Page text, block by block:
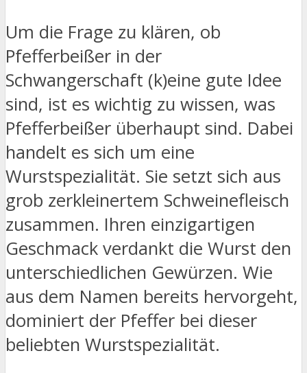
Um die Frage zu klären, ob
Pfefferbeißer in der
Schwangerschaft (k)eine gute Idee
sind, ist es wichtig zu wissen, was
Pfefferbeißer überhaupt sind. Dabei
handelt es sich um eine
Wurstspezialität. Sie setzt sich aus
grob zerkleinertem Schweinefleisch
zusammen. Ihren einzigartigen
Geschmack verdankt die Wurst den
unterschiedlichen Gewürzen. Wie
aus dem Namen bereits hervorgeht,
dominiert der Pfeffer bei dieser
beliebten Wurstspezialität.